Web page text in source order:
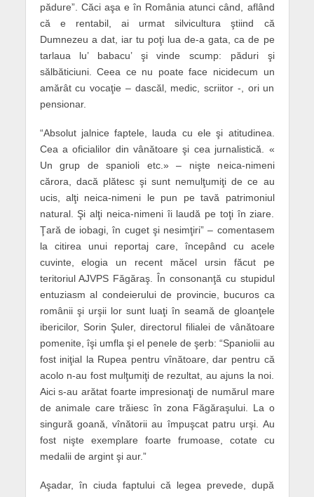
pădure”. Căci aşa e în România atunci când, aflând
că e rentabil, ai urmat silvicultura ştiind că
Dumnezeu a dat, iar tu poţi lua de-a gata, ca de pe
tarlaua lu’ babacu’ şi vinde scump: păduri şi
sălbăticiuni. Ceea ce nu poate face nicidecum un
amărât cu vocaţie – dascăl, medic, scriitor -, ori un
pensionar.
“Absolut jalnice faptele, lauda cu ele şi atitudinea.
Cea a oficialilor din vânătoare şi cea jurnalistică. «
Un grup de spanioli etc.» – nişte neica-nimeni
cărora, dacă plătesc şi sunt nemulţumiţi de ce au
ucis, alţi neica-nimeni le pun pe tavă patrimoniul
natural. Şi alţi neica-nimeni îi laudă pe toţi în ziare.
Ţară de iobagi, în cuget şi nesimţiri” – comentasem
la citirea unui reportaj care, începând cu acele
cuvinte, elogia un recent măcel ursin făcut pe
teritoriul AJVPS Făgăraş. În consonanţă cu stupidul
entuziasm al condeierului de provincie, bucuros ca
românii şi urşii lor sunt luaţi în seamă de gloanţele
ibericilor, Sorin Şuler, directorul filialei de vânătoare
pomenite, îşi umfla şi el penele de şerb: “Spaniolii au
fost iniţial la Rupea pentru vînătoare, dar pentru că
acolo n-au fost mulţumiţi de rezultat, au ajuns la noi.
Aici s-au arătat foarte impresionaţi de numărul mare
de animale care trăiesc în zona Făgăraşului. La o
singură goană, vînătorii au împuşcat patru urşi. Au
fost nişte exemplare foarte frumoase, cotate cu
medalii de argint şi aur.”
Aşadar, în ciuda faptului că legea prevede, după